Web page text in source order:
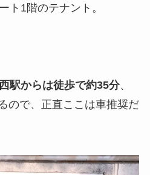
ト1階のテナント。
駅からは徒歩で約35分、
ので、正直ここは車推奨だ